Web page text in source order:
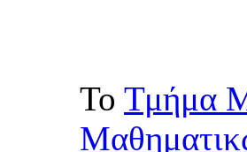
Το Τμήμα